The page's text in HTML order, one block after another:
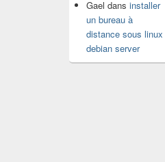
Gael dans installer
un bureau à
distance sous linux
debian server